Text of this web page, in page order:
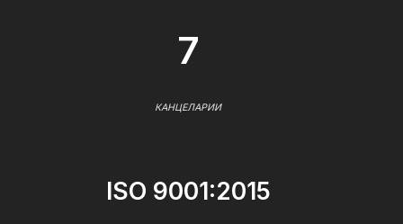
7
КАНЦЕЛАРИИ
ISO 9001:2015